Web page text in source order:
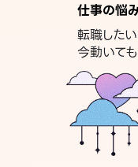
仕事の悩
転職したい
今動いて